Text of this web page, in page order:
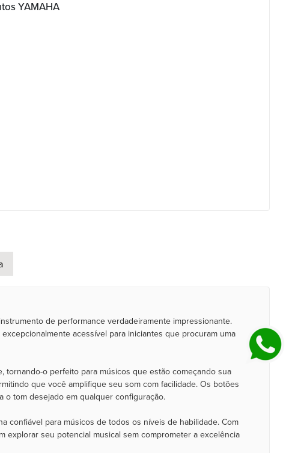
YAMAHA
de performance verdadeiramente impressionante.
acessível para iniciantes que procuram uma
tornando-o perfeito para músicos que estão começando sua
que você amplifique seu som com facilidade. Os botões
tom desejado em qualquer configuração.
confiável para músicos de todos os níveis de habilidade. Com
explorar seu potencial musical sem comprometer a excelência